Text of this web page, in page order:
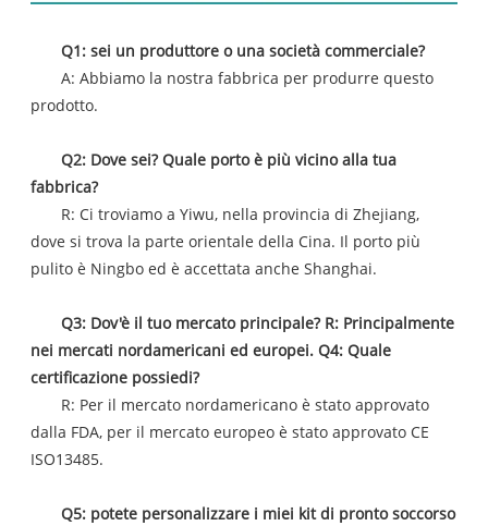
Q1: sei un produttore o una società commerciale?
A: Abbiamo la nostra fabbrica per produrre questo
prodotto.
Q2: Dove sei? Quale porto è più vicino alla tua
fabbrica?
R: Ci troviamo a Yiwu, nella provincia di Zhejiang,
dove si trova la parte orientale della Cina. Il porto più
pulito è Ningbo ed è accettata anche Shanghai.
Q3: Dov'è il tuo mercato principale? R: Principalmente
nei mercati nordamericani ed europei. Q4: Quale
certificazione possiedi?
R: Per il mercato nordamericano è stato approvato
dalla FDA, per il mercato europeo è stato approvato CE
ISO13485.
Q5: potete personalizzare i miei kit di pronto soccorso